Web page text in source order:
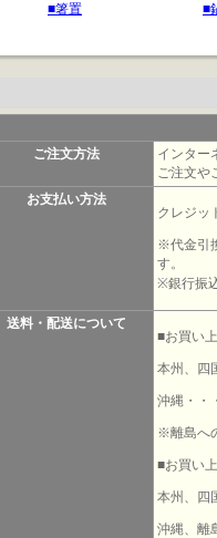
■箸置 ■
ご注文方法
インター
ご注文や
お支払い方法
クレジッ
※代金引
す。
※銀行振
送料・配送について
■お買い
本州、四
沖縄・・・
※離島へ
■お買い
本州、四
沖縄、離